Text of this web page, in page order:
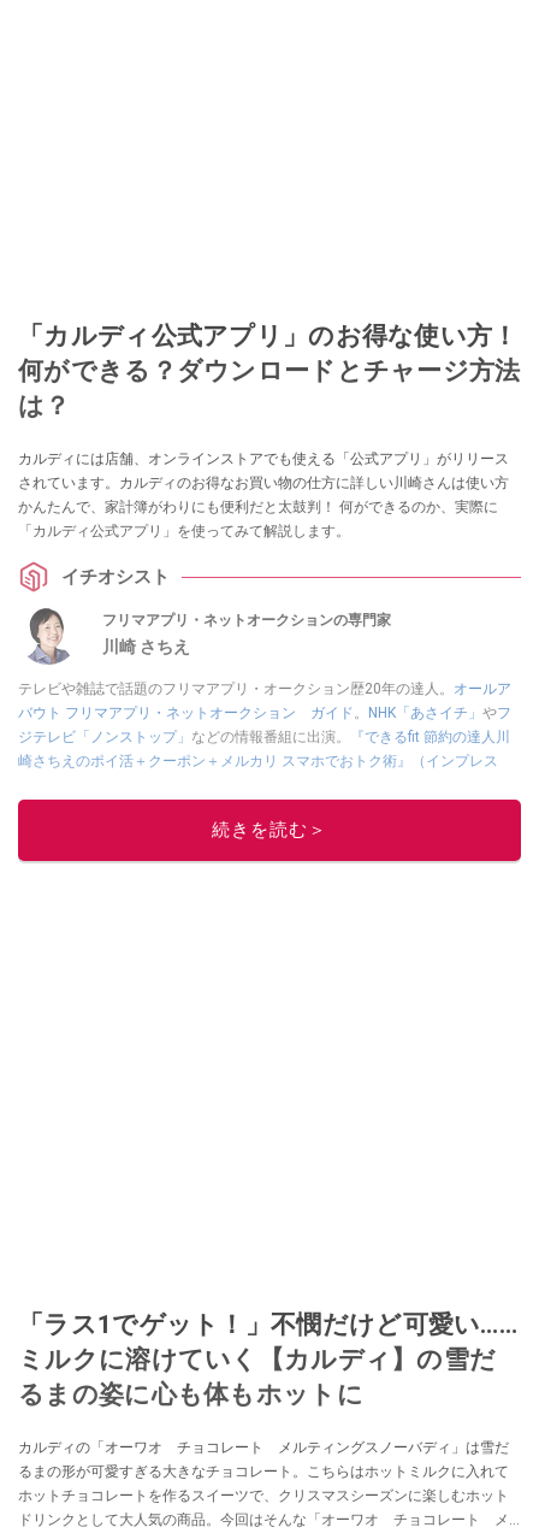
「カルディ公式アプリ」のお得な使い方！
何ができる？ダウンロードとチャージ方法
は？
カルディには店舗、オンラインストアでも使える「公式アプリ」がリリース
されています。カルディのお得なお買い物の仕方に詳しい川崎さんは使い方
かんたんで、家計簿がわりにも便利だと太鼓判！ 何ができるのか、実際に
「カルディ公式アプリ」を使ってみて解説します。
イチオシスト
フリマアプリ・ネットオークションの専門家
川崎 さちえ
テレビや雑誌で話題のフリマアプリ・オークション歴20年の達人。 オールア
バウト フリマアプリ・ネットオークション ガイド。 NHK「あさイチ」 やフ
ジテレビ「ノンストップ」 などの情報番組に出演。
『できるfit 節約の達人川
崎さちえのポイ活＋クーポン＋メルカリ スマホでおトク術』（インプレス
的に稼ぐ！』（翔泳社刊）
■経歴：2003年、夫が子育てをするために、突然会社を辞める。翌月からの
続きを読む＞
「ラス1でゲット！」不憫だけど可愛い……
ミルクに溶けていく【カルディ】の雪だ
るまの姿に心も体もホットに
カルディの「オーワオ チョコレート メルティングスノーバディ」は雪だ
るまの形が可愛すぎる大きなチョコレート。こちらはホットミルクに入れて
ホットチョコレートを作るスイーツで、クリスマスシーズンに楽しむホット
ドリンクとして大人気の商品。今回はそんな「オーワオ チョコレート メ